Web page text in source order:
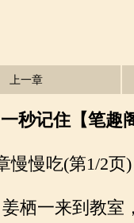
上一章
一秒记住【笔趣
慢慢吃(第1/2页)
栖一来到教室